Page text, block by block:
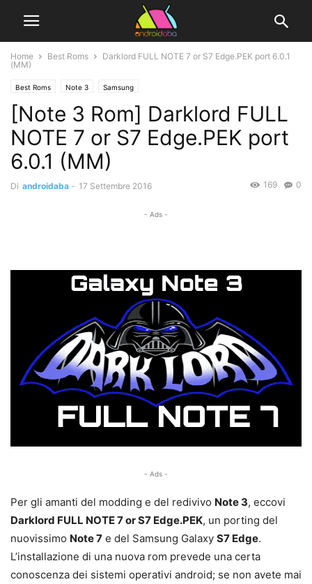
Home Best Roms
Darklord FULL NOTE 7 or S7 Edge.PEK port 6.0.1
(MM)
Best Roms Note 3 Samsung
[Note 3 Rom] Darklord FULL
NOTE 7 or S7 Edge.PEK port
6.0.1 (MM)
Di androidaba - 17 Settembre 2016 0
169
- Ads -
- Ads -
Per gli amanti del modding e del redivivo Note 3, eccovi
Darklord FULL NOTE 7 or S7 Edge.PEK, un porting del
nuovissimo Note 7 e del Samsung Galaxy S7 Edge.
L’installazione di una nuova rom prevede una certa
conoscenza dei sistemi operativi android; se non avete mai